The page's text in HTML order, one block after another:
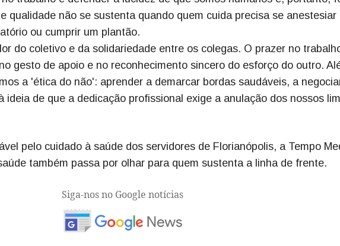
qualidade não se sustenta quando quem cuida precisa se anestesiar
ou cumprir um plantão.
do coletivo e da solidariedade entre os colegas. O prazer no
gesto de apoio e no reconhecimento sincero do esforço do outro.
a 'ética do não': aprender a demarcar bordas saudáveis, a
ideia de que a dedicação profissional exige a anulação dos nossos
pelo cuidado à saúde dos servidores de Florianópolis, a Tempo
também passa por olhar para quem sustenta a linha de frente.
Siga-nos no Google notícias